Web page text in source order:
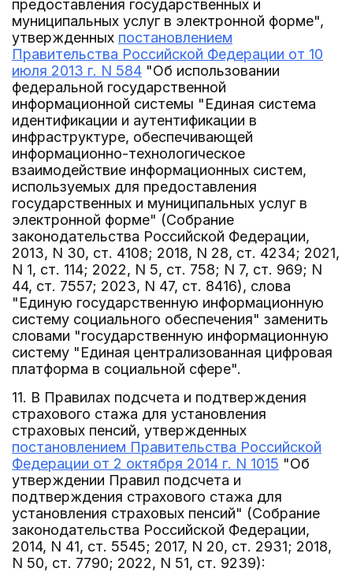
предоставления государственных и
муниципальных услуг в электронной форме",
утвержденных постановлением
Правительства Российской Федерации от 10
июля 2013 г. N 584 "Об использовании
федеральной государственной
информационной системы "Единая система
идентификации и аутентификации в
инфраструктуре, обеспечивающей
информационно-технологическое
взаимодействие информационных систем,
используемых для предоставления
государственных и муниципальных услуг в
электронной форме" (Собрание
законодательства Российской Федерации,
2013, N 30, ст. 4108; 2018, N 28, ст. 4234; 2021,
N 1, ст. 114; 2022, N 5, ст. 758; N 7, ст. 969; N
44, ст. 7557; 2023, N 47, ст. 8416), слова
"Единую государственную информационную
систему социального обеспечения" заменить
словами "государственную информационную
систему "Единая централизованная цифровая
платформа в социальной сфере".
11. В Правилах подсчета и подтверждения
страхового стажа для установления
страховых пенсий, утвержденных
постановлением Правительства Российской
Федерации от 2 октября 2014 г. N 1015 "Об
утверждении Правил подсчета и
подтверждения страхового стажа для
установления страховых пенсий" (Собрание
законодательства Российской Федерации,
2014, N 41, ст. 5545; 2017, N 20, ст. 2931; 2018,
N 50, ст. 7790; 2022, N 51, ст. 9239):